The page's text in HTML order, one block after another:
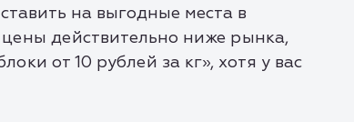
на выгодные места в
действительно ниже рынка,
от 10 рублей за кг», хотя у вас